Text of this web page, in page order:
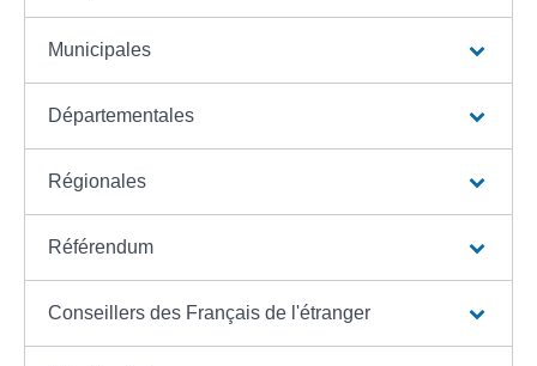
Municipales
Départementales
Régionales
Référendum
Conseillers des Français de l'étranger